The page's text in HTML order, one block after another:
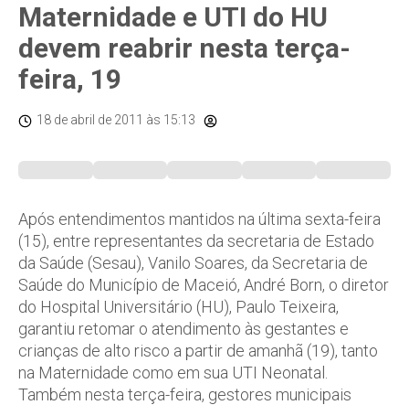
Maternidade e UTI do HU
devem reabrir nesta terça-
feira, 19
18 de abril de 2011 às 15:13
Após entendimentos mantidos na última sexta-feira
(15), entre representantes da secretaria de Estado
da Saúde (Sesau), Vanilo Soares, da Secretaria de
Saúde do Município de Maceió, André Born, o diretor
do Hospital Universitário (HU), Paulo Teixeira,
garantiu retomar o atendimento às gestantes e
crianças de alto risco a partir de amanhã (19), tanto
na Maternidade como em sua UTI Neonatal.
Também nesta terça-feira, gestores municipais